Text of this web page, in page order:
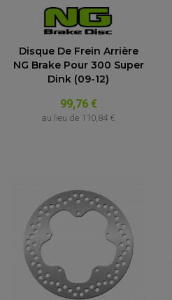
PARTIE CYCLE QUAD
AMORTISSEURS QUAD / SSV
BIELLETTES DE DIRECTION
CÂBLE ACCÉLÉRATEUR /
COLONNE DE DIRECTION QUAD
KIT RECONDITIONNEMENT
LEVIER DE FREIN ET
ROTULE DE DIRECTION
Disque De Frein Arrière
NG Brake Pour 300 Super
Dink (09-12)
99,76 €
au lieu de 110,84 €